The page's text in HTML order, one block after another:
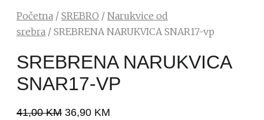
Početna / SREBRO / Narukvice od
srebra / SREBRENA NARUKVICA SNAR17-vp
SREBRENA NARUKVICA
SNAR17-VP
41,00KM 36,90 KM